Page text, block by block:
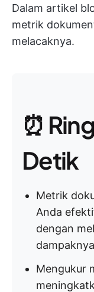
Dalam artikel
metrik
melacaknya.
⏰
Detik
Metrik
Anda
dengan
Mengukur